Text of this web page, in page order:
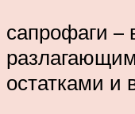
сапрофаги
остатками и